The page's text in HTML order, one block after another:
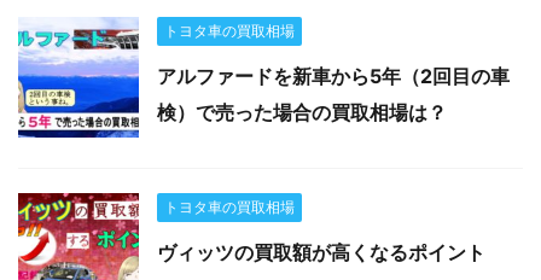
トヨタ車の買取相場
アルファードを新車から5年（2回目の車
検）で売った場合の買取相場は？
トヨタ車の買取相場
ヴィッツの買取額が高くなるポイント